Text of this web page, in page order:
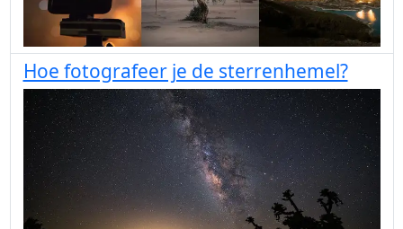
Hoe fotografeer je de sterrenhemel?